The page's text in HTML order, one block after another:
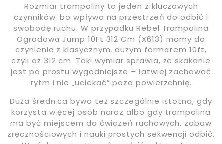
Rozmiar trampoliny to jeden z kluczowych
czynników, bo wpływa na przestrzeń do odbić i
swobodę ruchu. W przypadku Rebel Trampolina
Ogrodowa Jump 10Ft 312 Cm (X613) mamy do
czynienia z klasycznym, dużym formatem 10ft,
czyli aż 312 cm. Taki wymiar sprawia, że skakanie
jest po prostu wygodniejsze – łatwiej zachować
rytm i nie „uciekać” poza powierzchnię.
Duża średnica bywa też szczególnie istotna, gdy
korzysta więcej osób naraz albo gdy trampolina
ma być miejscem do ćwiczeń ruchowych, zabaw
zręcznościowych i nauki prostych sekwencji odbić.